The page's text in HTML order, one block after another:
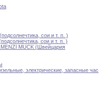
(подсолнечтика сои и т. п )
сои и т. п )
MENZI MUCK (Швейцария
электрические запасные час